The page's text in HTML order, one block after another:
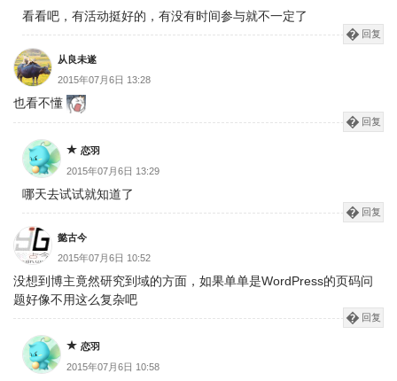
看看吧，有活动挺好的，有没有时间参与就不一定了
回复
从良未遂
2015年07月6日 13:28
也看不懂
回复
恋羽
2015年07月6日 13:29
哪天去试试就知道了
回复
懿古今
2015年07月6日 10:52
没想到博主竟然研究到域的方面，如果单单是WordPress的页码问
题好像不用这么复杂吧
回复
恋羽
2015年07月6日 10:58